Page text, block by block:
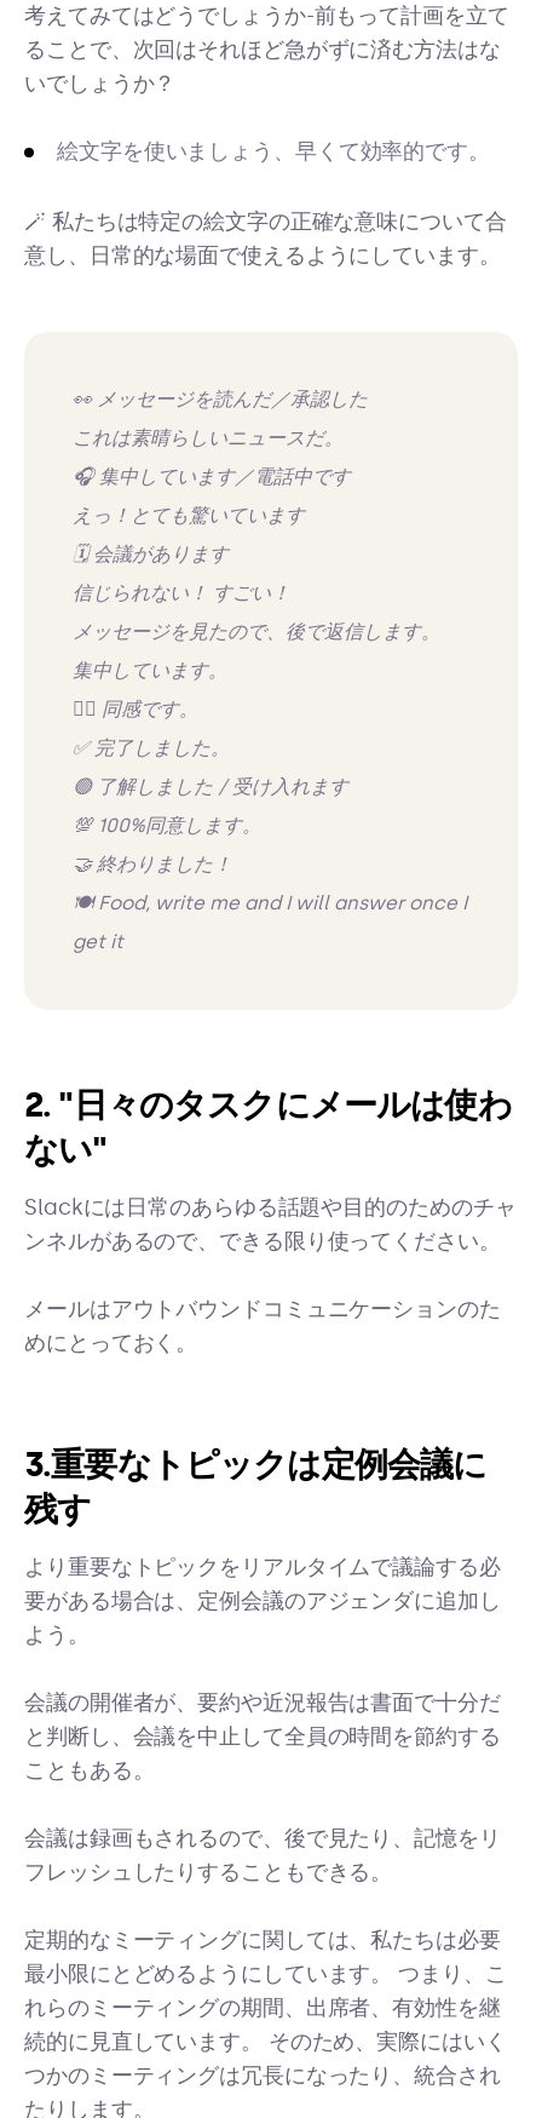
考えてみてはどうでしょうか-前もって計画を立て
ることで、次回はそれほど急がずに済む方法はな
いでしょうか？
絵文字を使いましょう、早くて効率的です。
🪄 私たちは特定の絵文字の正確な意味について合
意し、日常的な場面で使えるようにしています。
👀 メッセージを読んだ／承認した
これは素晴らしいニュースだ。
🎧 集中しています／電話中です
えっ！とても驚いています
🗓️ 会議があります
信じられない！ すごい！
メッセージを見たので、後で返信します。
集中しています。
👍🏻 同感です。
✅ 完了しました。
🟢 了解しました / 受け入れます
💯 100%同意します。
🤝 終わりました！
🍽️ Food, write me and I will answer once I
get it
2. "日々のタスクにメールは使わ
ない"
Slackには日常のあらゆる話題や目的のためのチャ
ンネルがあるので、できる限り使ってください。
メールはアウトバウンドコミュニケーションのた
めにとっておく。
3.重要なトピックは定例会議に
残す
より重要なトピックをリアルタイムで議論する必
要がある場合は、定例会議のアジェンダに追加し
よう。
会議の開催者が、要約や近況報告は書面で十分だ
と判断し、会議を中止して全員の時間を節約する
こともある。
会議は録画もされるので、後で見たり、記憶をリ
フレッシュしたりすることもできる。
定期的なミーティングに関しては、私たちは必要
最小限にとどめるようにしています。 つまり、こ
れらのミーティングの期間、出席者、有効性を継
続的に見直しています。 そのため、実際にはいく
つかのミーティングは冗長になったり、統合され
たりします。